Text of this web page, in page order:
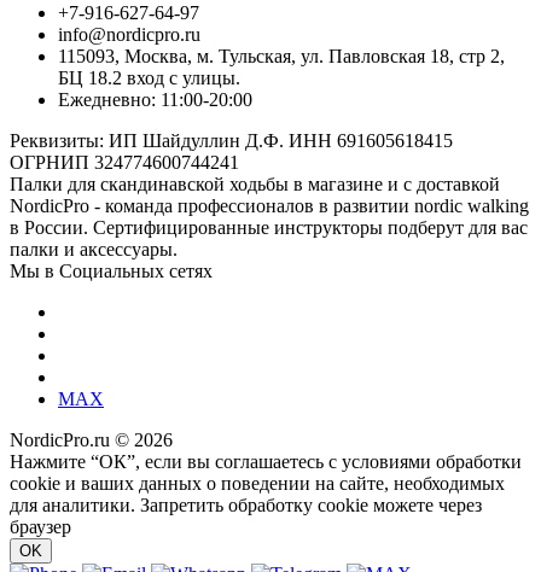
+7-916-627-64-97
info@nordicpro.ru
115093, Москва, м. Тульская, ул. Павловская 18, стр 2,
БЦ 18.2 вход с улицы.
Ежедневно: 11:00-20:00
Реквизиты: ИП Шайдуллин Д.Ф. ИНН 691605618415
ОГРНИП 324774600744241
Палки для скандинавской ходьбы в магазине и с доставкой
NordicPro - команда профессионалов в развитии nordic walking
в России. Сертифицированные инструкторы подберут для вас
палки и аксессуары.
Мы в Социальных сетях
MAX
NordicPro.ru © 2026
Нажмите “ОК”, если вы соглашаетесь с условиями обработки
cookie и ваших данных о поведении на сайте, необходимых
для аналитики. Запретить обработку cookie можете через
браузер
OK